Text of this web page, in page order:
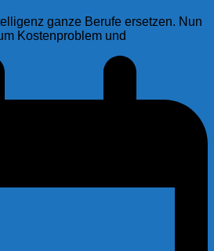
ganze Berufe ersetzen. Nun
Kostenproblem und